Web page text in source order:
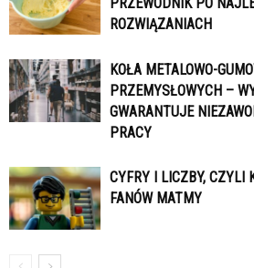
PRZEWODNIK PO
ROZWIĄZANIACH
KOŁA METALOWO-
PRZEMYSŁOWYCH –
GWARANTUJE
PRACY
CYFRY I LICZBY, CZYLI
FANÓW MATMY